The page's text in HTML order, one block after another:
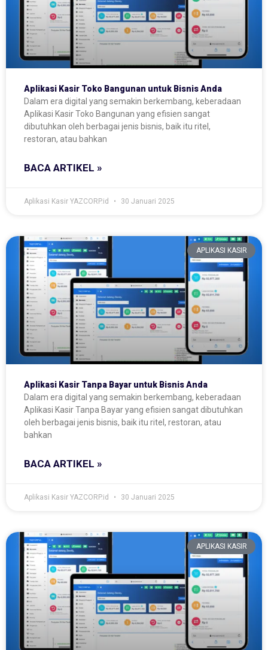
Aplikasi Kasir Toko Bangunan untuk Bisnis Anda
Dalam era digital yang semakin berkembang, keberadaan
Aplikasi Kasir Toko Bangunan yang efisien sangat
dibutuhkan oleh berbagai jenis bisnis, baik itu ritel,
restoran, atau bahkan
BACA ARTIKEL »
Aplikasi Kasir YAZCORP.id 30 Januari 2025
APLIKASI KASIR
Aplikasi Kasir Tanpa Bayar untuk Bisnis Anda
Dalam era digital yang semakin berkembang, keberadaan
Aplikasi Kasir Tanpa Bayar yang efisien sangat dibutuhkan
oleh berbagai jenis bisnis, baik itu ritel, restoran, atau
bahkan
BACA ARTIKEL »
Aplikasi Kasir YAZCORP.id 30 Januari 2025
APLIKASI KASIR